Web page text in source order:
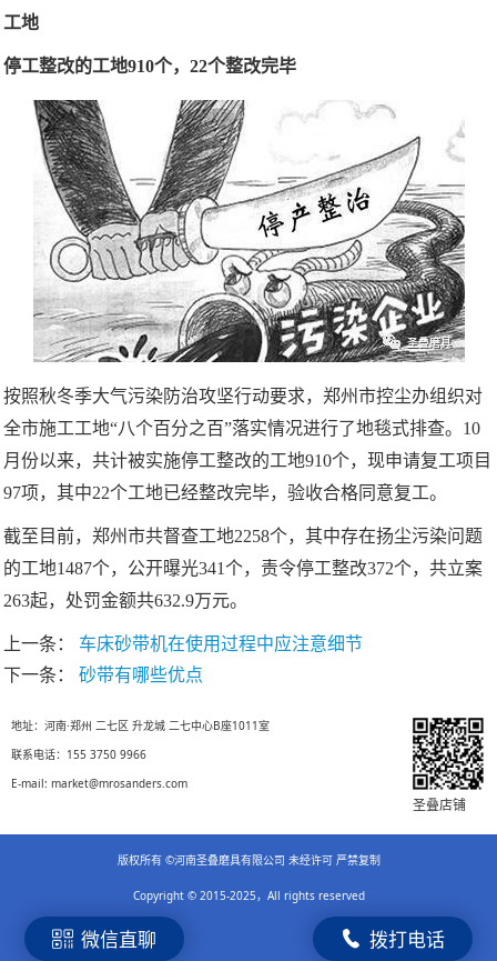
工地
停工整改的工地910个，22个整改完毕
按照秋冬季大气污染防治攻坚行动要求，郑州市控尘办组织对
全市施工工地“八个百分之百”落实情况进行了地毯式排查。10
月份以来，共计被实施停工整改的工地910个，现申请复工项目
97项，其中22个工地已经整改完毕，验收合格同意复工。
截至目前，郑州市共督查工地2258个，其中存在扬尘污染问题
的工地1487个，公开曝光341个，责令停工整改372个，共立案
263起，处罚金额共632.9万元。
上一条：
车床砂带机在使用过程中应注意细节
下一条：
砂带有哪些优点
地址：河南·郑州 二七区 升龙城 二七中心B座1011室
联系电话：155 3750 9966
E-mail: market@mrosanders.com
圣叠店铺
版权所有 ©河南圣叠磨具有限公司 未经许可 严禁复制
Copyright © 2015-2025，All rights reserved
微信直聊 拨打电话